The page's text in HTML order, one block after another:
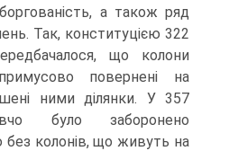
а також ряд
Так, конституцією 322
що колони
повернені на
ними ділянки. У 357
було заборонено
колонів, що живуть на